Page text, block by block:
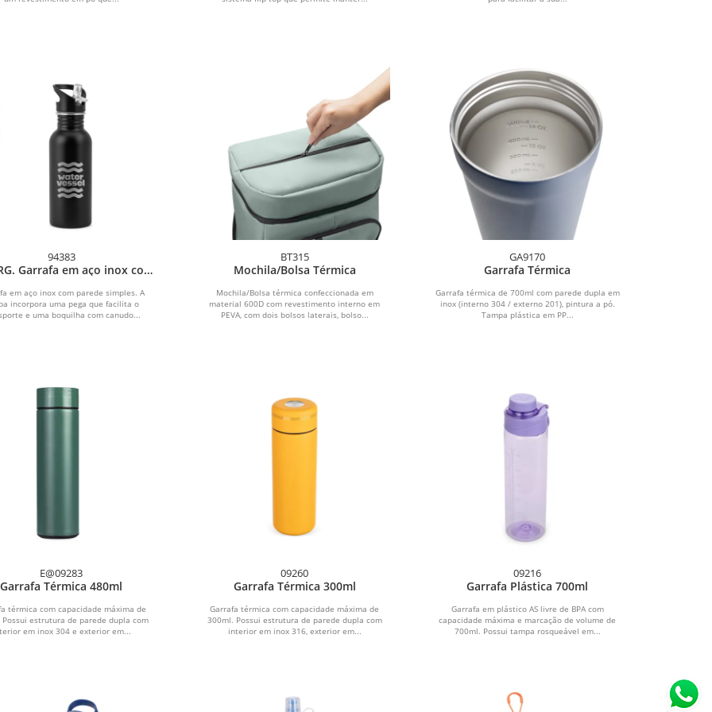
94383
Garrafa em aço inox com
em aço inox com parede simples. A
incorpora uma pega que facilita o
e uma boquilha com canudo...
BT315
Mochila/Bolsa Térmica
Mochila/Bolsa térmica confeccionada em
material 600D com revestimento interno em
PEVA, com dois bolsos laterais, bolso...
GA9170
Garrafa Térmica
Garrafa térmica de 700ml com parede dupla em
inox (interno 304 / externo 201), pintura a pó.
Tampa plástica em PP...
E@09283
Garrafa Térmica 480ml
térmica com capacidade máxima de
Possui estrutura de parede dupla com
em inox 304 e exterior em...
09260
Garrafa Térmica 300ml
Garrafa térmica com capacidade máxima de
300ml. Possui estrutura de parede dupla com
interior em inox 316, exterior em...
09216
Garrafa Plástica 700ml
Garrafa em plástico AS livre de BPA com
capacidade máxima e marcação de volume de
700ml. Possui tampa rosqueável em...